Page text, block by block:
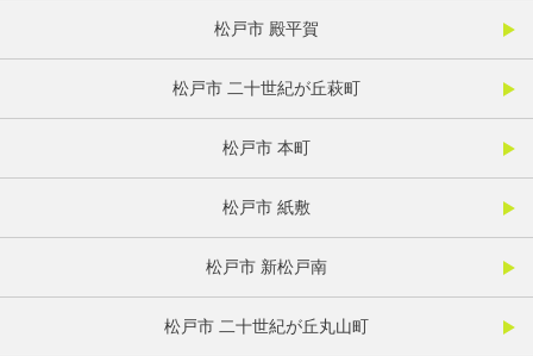
松戸市 殿平賀
松戸市 二十世紀が丘萩町
松戸市 本町
松戸市 紙敷
松戸市 新松戸南
松戸市 二十世紀が丘丸山町